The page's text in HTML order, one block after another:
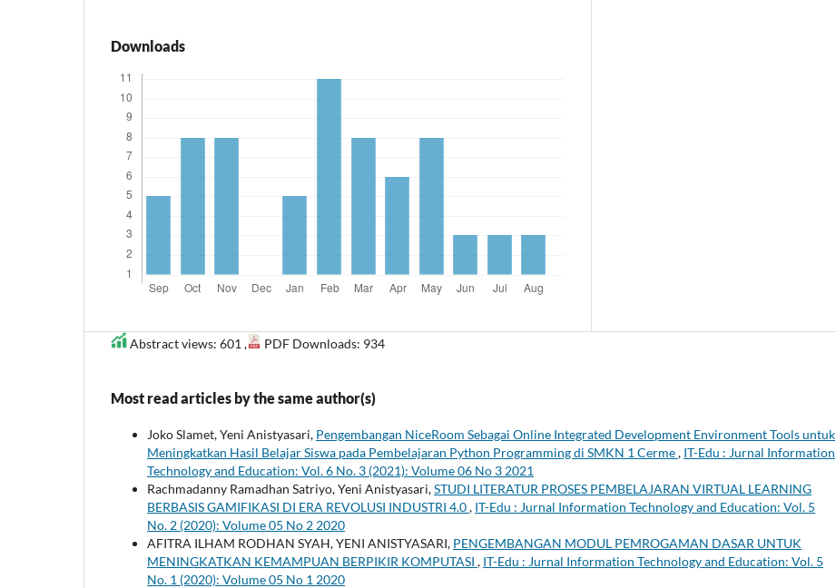
Downloads
Abstract views: 601 , PDF Downloads: 934
Most read articles by the same author(s)
Joko Slamet, Yeni Anistyasari, Pengembangan NiceRoom Sebagai Online Integrated Development Environment Tools untuk
Meningkatkan Hasil Belajar Siswa pada Pembelajaran Python Programming di SMKN 1 Cerme, IT-Edu : Jurnal Information
Technology and Education: Vol. 6 No. 3 (2021): Volume 06 No 3 2021
Rachmadanny Ramadhan Satriyo, Yeni Anistyasari,STUDI LITERATUR PROSES PEMBELAJARAN VIRTUAL LEARNING
BERBASIS GAMIFIKASI DI ERA REVOLUSI INDUSTRI 4.0, IT-Edu : Jurnal Information Technology and Education: Vol. 5
No. 2 (2020): Volume 05 No 2 2020
AFITRA ILHAM RODHAN SYAH, YENI ANISTYASARI, PENGEMBANGAN MODUL PEMROGAMAN DASAR UNTUK
MENINGKATKAN KEMAMPUAN BERPIKIR KOMPUTASI , IT-Edu : Jurnal Information Technology and Education: Vol. 5
No. 1 (2020): Volume 05 No 1 2020